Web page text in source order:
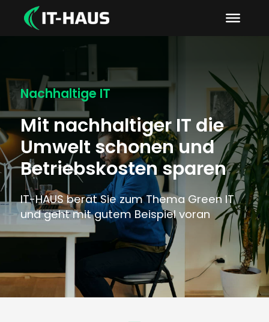
Nachhaltige IT
Mit nachhaltiger IT die
Umwelt schonen und
Betriebskosten sparen
IT-HAUS berät Sie zum Thema Green IT
und geht mit gutem Beispiel voran